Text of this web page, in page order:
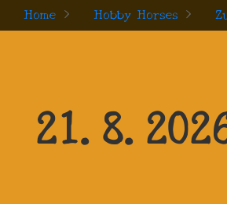
Home > Hobby Horses >